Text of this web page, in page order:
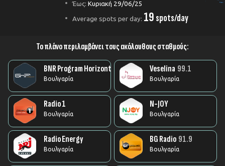
Έως: Κυριακή 29/06/25
Average spots per day: 19 spots/day
Το πλάνο περιλαμβάνει τους ακόλουθους σταθμούς:
BNR Program Horizont
Βουλγαρία
Veselina 99.1
Βουλγαρία
Radio 1
Βουλγαρία
N-JOY
Βουλγαρία
Radio Energy
Βουλγαρία
BG Radio 91.9
Βουλγαρία